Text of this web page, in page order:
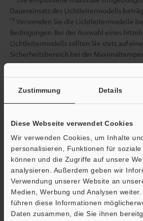
Zustimmung Details
Diese Webseite verwendet Cookies
Wir verwenden Cookies, um Inhalte
personalisieren, Funktionen für
können und die Zugriffe auf unsere
analysieren. Außerdem geben wir
Verwendung unserer Website an
Medien, Werbung und Analysen
führen diese Informationen
Daten zusammen, die Sie ihnen
Dauereinsatz des Lichtleitermodells
*3 Verwenden Sie die Lichtleitermodelle
Bedingungen. Bei der Auswahl eines
Lichtleitermodells sollten Sie stets auf
Sicherheitsbereich bei der
Datenblatt (PDF)
Andere Modelle
Broschüre herunterladen